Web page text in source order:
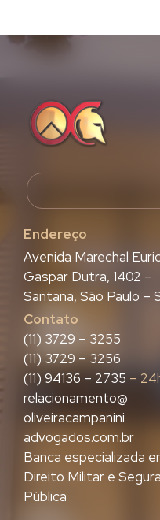
Endereço
Avenida Marechal
Gaspar Dutra, 1402 –
Santana, São Paulo –
Contato
(11) 3729 – 3255
(11) 3729 – 3256
(11) 94136 – 2735 –
relacionamento@
oliveiracampanini
advogados.com.br
Banca especializada
Direito Militar e
Pública